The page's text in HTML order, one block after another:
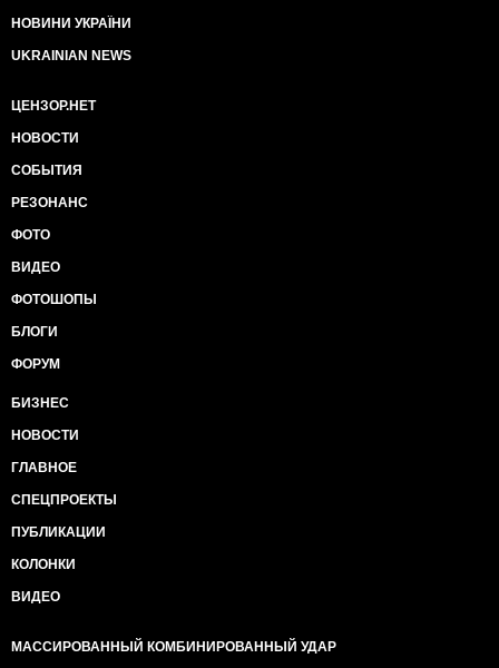
НОВИНИ УКРАЇНИ
UKRAINIAN NEWS
ЦЕНЗОР.НЕТ
НОВОСТИ
СОБЫТИЯ
РЕЗОНАНС
ФОТО
ВИДЕО
ФОТОШОПЫ
БЛОГИ
ФОРУМ
БИЗНЕС
НОВОСТИ
ГЛАВНОЕ
СПЕЦПРОЕКТЫ
ПУБЛИКАЦИИ
КОЛОНКИ
ВИДЕО
МАССИРОВАННЫЙ КОМБИНИРОВАННЫЙ УДАР